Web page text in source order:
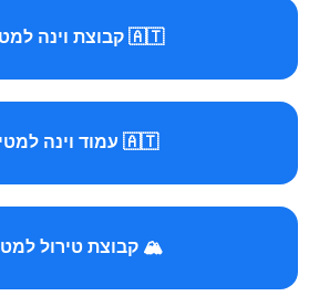
🇦🇹 קבוצת וינה למטיילים
🇦🇹 עמוד וינה למטיילים
🏔️ קבוצת טירול